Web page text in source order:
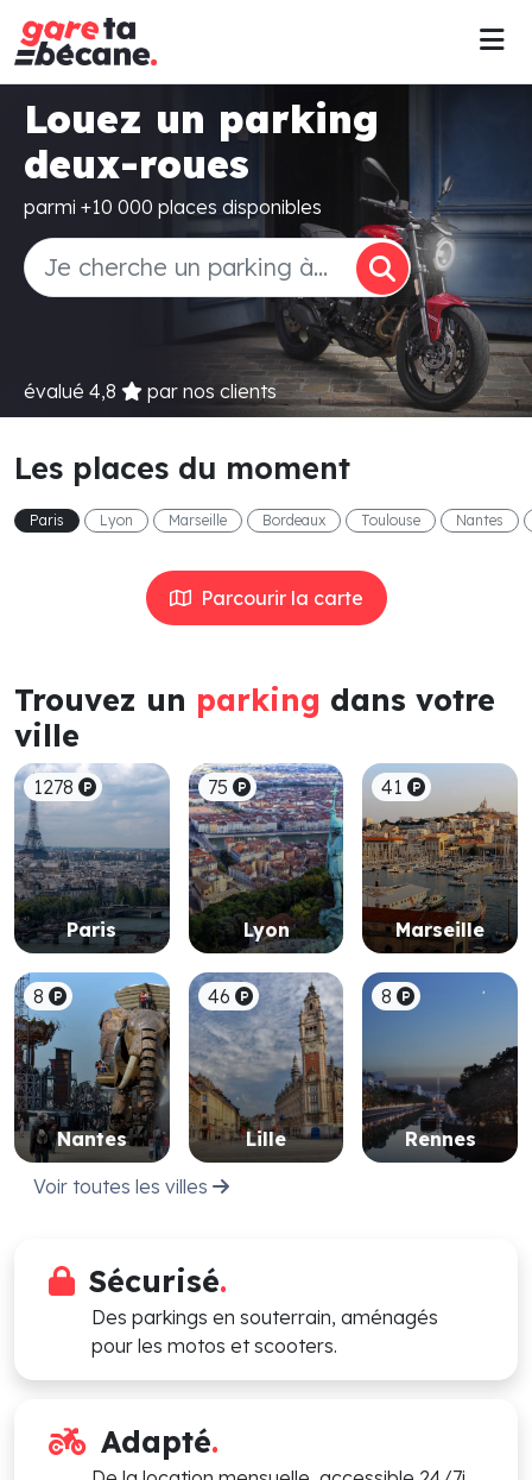
Louez un parking
deux-roues
parmi +10 000 places disponibles
évalué 4,8 par nos clients
Les places du moment
Paris Lyon Marseille Bordeaux Toulouse Nantes
Parcourir la carte
Trouvez un parking dans votre
ville
1278
Paris
75
Lyon
41
Marseille
8
Nantes
46
Lille
8
Rennes
Voir toutes les villes
Sécurisé.
Des parkings en souterrain, aménagés
pour les motos et scooters.
Adapté.